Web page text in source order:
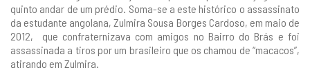
quinto andar de um prédio. Soma-se a este histórico o assassinato
da estudante angolana, Zulmira Sousa Borges Cardoso, em maio de
2012, que confraternizava com amigos no Bairro do Brás e foi
assassinada a tiros por um brasileiro que os chamou de “macacos”,
atirando em Zulmira.